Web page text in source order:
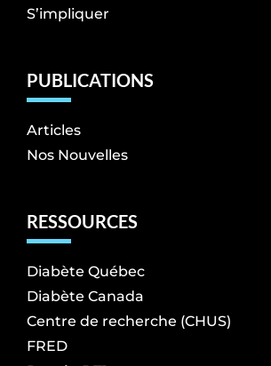
S’impliquer
PUBLICATIONS
Articles
Nos Nouvelles
RESSOURCES
Diabète Québec
Diabète Canada
Centre de recherche (CHUS)
FRED